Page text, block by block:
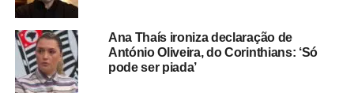
Ana Thaís ironiza declaração de
António Oliveira, do Corinthians: ‘Só
pode ser piada’